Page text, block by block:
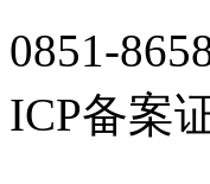
0851-
ICP备案